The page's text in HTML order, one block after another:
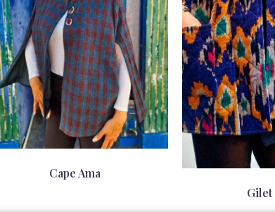
Cape Ama